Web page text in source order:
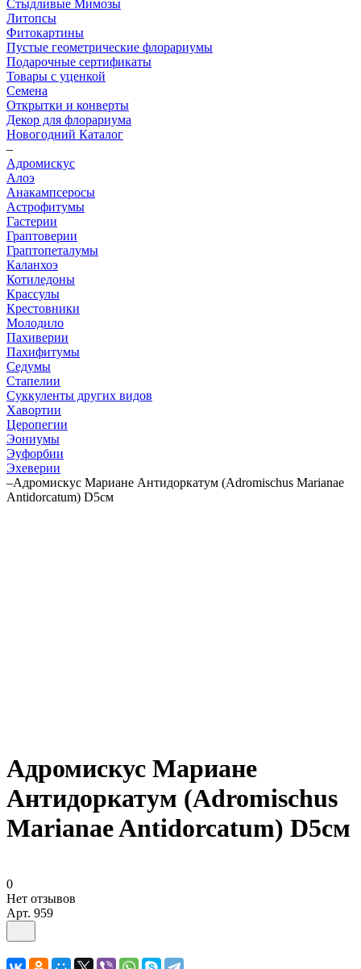
Стыдливые Мимозы
Литопсы
Фитокартины
Пустые геометрические флорариумы
Подарочные сертификаты
Товары с уценкой
Семена
Открытки и конверты
Декор для флорариума
Новогодний Каталог
–
Адромискус
Алоэ
Анакампсеросы
Астрофитумы
Гастерии
Граптоверии
Граптопеталумы
Каланхоэ
Котиледоны
Крассулы
Крестовники
Молодило
Пахиверии
Пахифитумы
Седумы
Стапелии
Суккуленты других видов
Хавортии
Церопегии
Эониумы
Эуфорбии
Эхеверии
–Адромискус Мариане Антидоркатум (Adromischus Marianae
Antidorcatum) D5см
Адромискус Мариане
Антидоркатум (Adromischus
Marianae Antidorcatum) D5см
0
Нет отзывов
Арт. 959